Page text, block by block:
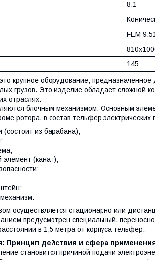
8.1
FEM
145
крупное оборудование,
грузов. Это изделие обладает сложной
отраслях.
блочным механизмом. Основным
ротора, в состав тельфер электрических
(состоит из барабана);
элемент (канат);
осуществляется стационарно или
предусмотрен специальный,
в 1,5 метра от корпуса тельфер.
Принцип действия и сфера применения
становится причиной подачи